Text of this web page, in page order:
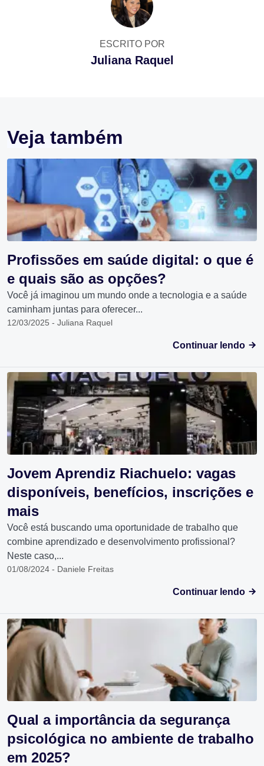
ESCRITO POR
Juliana Raquel
Veja também
Profissões em saúde digital: o que é
e quais são as opções?
Você já imaginou um mundo onde a tecnologia e a saúde
caminham juntas para oferecer...
12/03/2025 - Juliana Raquel
Continuar lendo
Jovem Aprendiz Riachuelo: vagas
disponíveis, benefícios, inscrições e
mais
Você está buscando uma oportunidade de trabalho que
combine aprendizado e desenvolvimento profissional?
Neste caso,...
01/08/2024 - Daniele Freitas
Continuar lendo
Qual a importância da segurança
psicológica no ambiente de trabalho
em 2025?